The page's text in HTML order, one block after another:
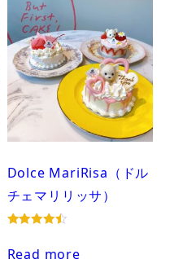
Dolce MariRisa（ドル
チェマリリッサ）
out of 5
Read more